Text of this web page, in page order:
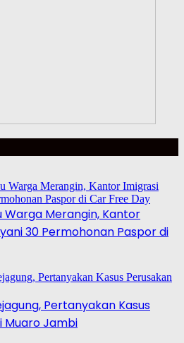
Warga Merangin, Kantor
30 Permohonan Paspor di
Pertanyakan Kasus
Muaro Jambi